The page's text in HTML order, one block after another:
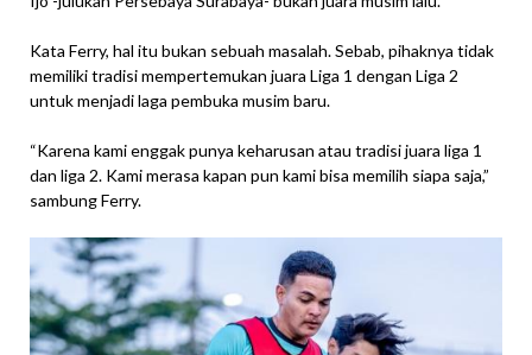
Kata Ferry, hal itu bukan sebuah masalah. Sebab, pihaknya tidak
memiliki tradisi mempertemukan juara Liga 1 dengan Liga 2
untuk menjadi laga pembuka musim baru.
“Karena kami enggak punya keharusan atau tradisi juara liga 1
dan liga 2. Kami merasa kapan pun kami bisa memilih siapa saja,”
sambung Ferry.